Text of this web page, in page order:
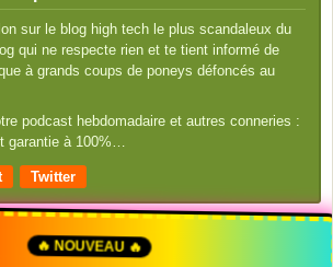
sur le blog high tech le plus scandaleux du
qui ne respecte rien et te tient informé de
à grands coups de poneys défoncés au
podcast hebdomadaire et autres conneries :
garantie à 100%…
Twitter
🔥 NOUVEAU 🔥